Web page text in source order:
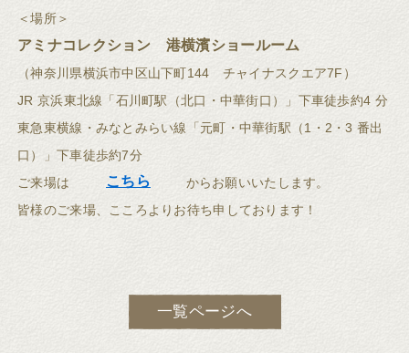
＜場所＞
アミナコレクション 港横濱ショールーム
（神奈川県横浜市中区山下町144 チャイナスクエア7F）
JR 京浜東北線「石川町駅（北口・中華街口）」下車徒歩約4 分
東急東横線・みなとみらい線「元町・中華街駅（1・2・3 番出
口）」下車徒歩約7分
ご来場は こちら
からお願いいたします。
皆様のご来場、こころよりお待ち申しております！
一覧ページへ